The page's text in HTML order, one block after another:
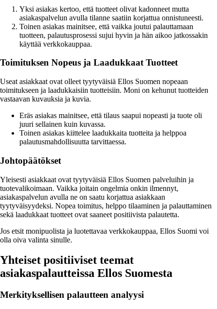
Yksi asiakas kertoo, että tuotteet olivat kadonneet mutta
asiakaspalvelun avulla tilanne saatiin korjattua onnistuneesti.
Toinen asiakas mainitsee, että vaikka joutui palauttamaan
tuotteen, palautusprosessi sujui hyvin ja hän aikoo jatkossakin
käyttää verkkokauppaa.
Toimituksen Nopeus ja Laadukkaat Tuotteet
Useat asiakkaat ovat olleet tyytyväisiä Ellos Suomen nopeaan
toimitukseen ja laadukkaisiin tuotteisiin. Moni on kehunut tuotteiden
vastaavan kuvauksia ja kuvia.
Eräs asiakas mainitsee, että tilaus saapui nopeasti ja tuote oli
juuri sellainen kuin kuvassa.
Toinen asiakas kiittelee laadukkaita tuotteita ja helppoa
palautusmahdollisuutta tarvittaessa.
Johtopäätökset
Yleisesti asiakkaat ovat tyytyväisiä Ellos Suomen palveluihin ja
tuotevalikoimaan. Vaikka joitain ongelmia onkin ilmennyt,
asiakaspalvelun avulla ne on saatu korjattua asiakkaan
tyytyväisyydeksi. Nopea toimitus, helppo tilaaminen ja palauttaminen
sekä laadukkaat tuotteet ovat saaneet positiivista palautetta.
Jos etsit monipuolista ja luotettavaa verkkokauppaa, Ellos Suomi voi
olla oiva valinta sinulle.
Yhteiset positiiviset teemat
asiakaspalautteissa Ellos Suomesta
Merkityksellisen palautteen analyysi